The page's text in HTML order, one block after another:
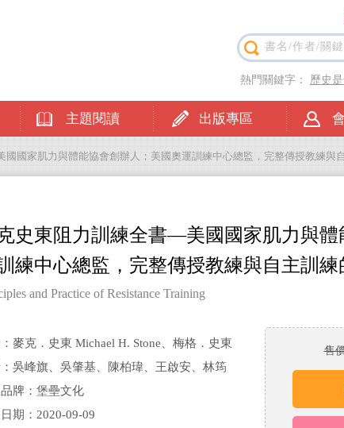
主題閱讀 出版專區
熱門關鍵字： 歷史
國家肌力與體能協會創辦人；美國奧運訓練中心總監，完整傳授教練與
史東阻力訓練全書—美國國家肌力與體
練中心總監，完整傳授教練與自主訓
and Practice of Resistance Training
麥克．史東 Michael H. Stone、梅格．史東
Stone、威廉．A．山德斯 William A. Sands
吳峰旗、吳肇基、陳柏瑋、王啟安、林筠
牌：堡壘文化
期：2020-09-09
售